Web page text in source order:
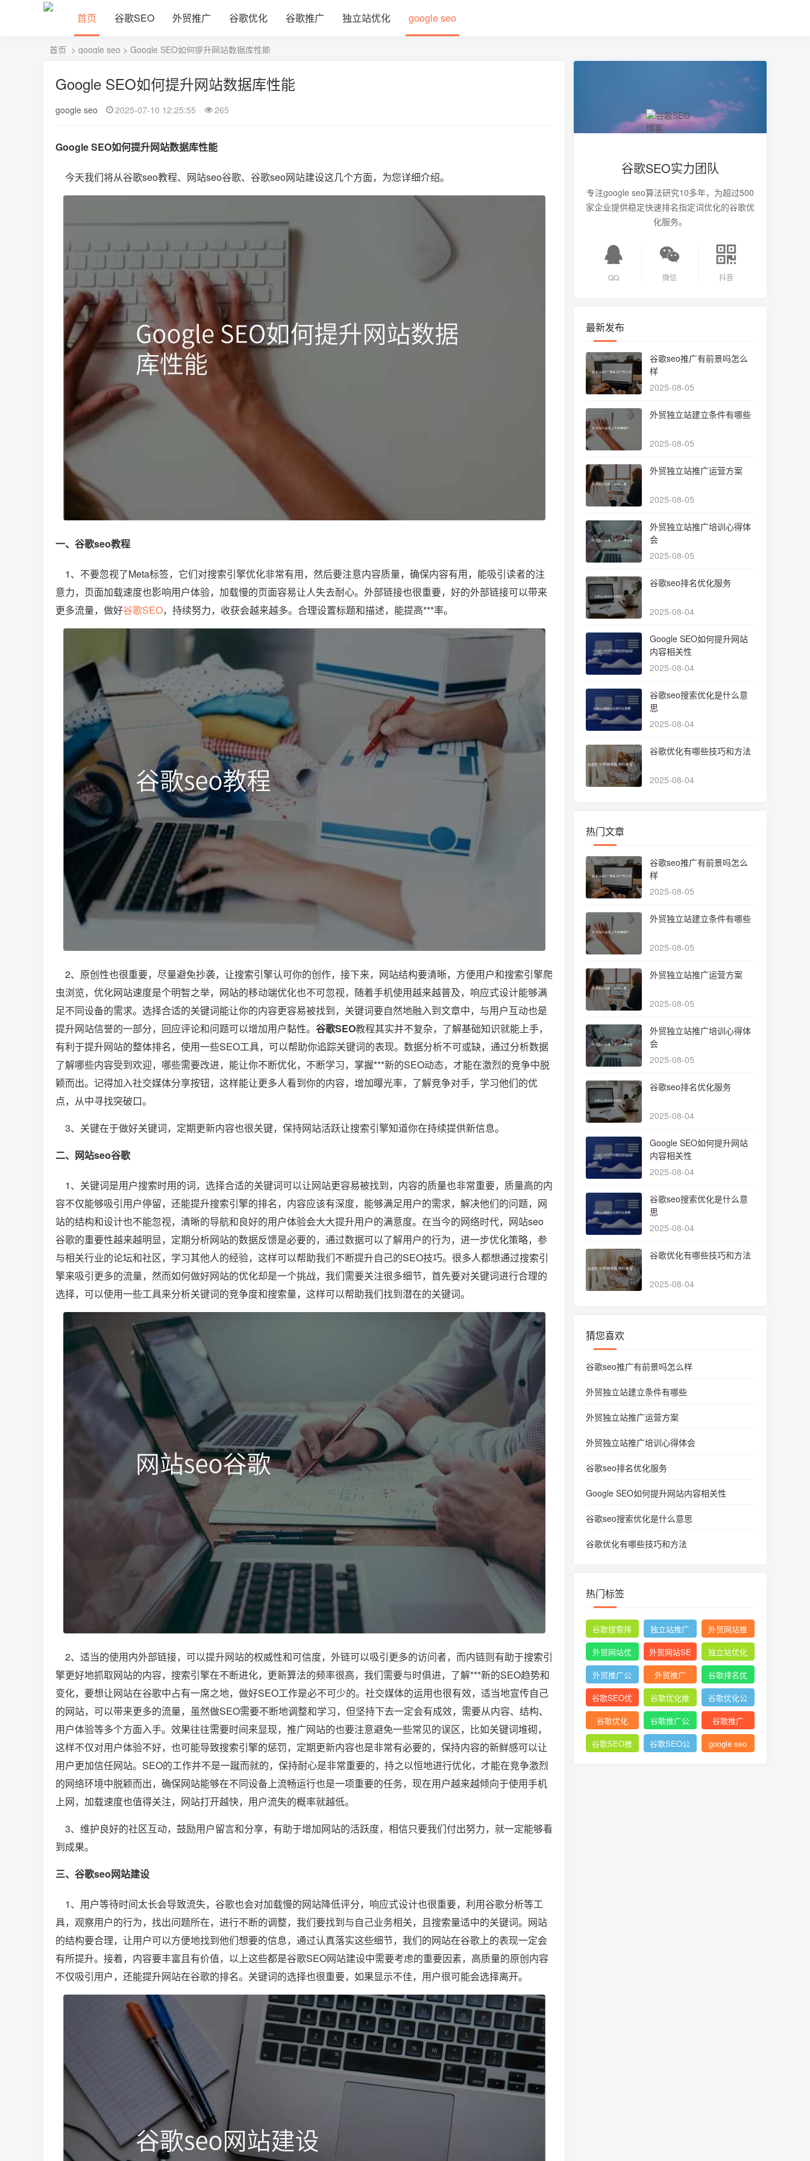
首页 谷歌SEO 外贸推广 谷歌优化 谷歌推广 独立站优化 google seo
首页 > google seo > Google SEO如何提升网站数据库性能
Google SEO如何提升网站数据库性能
google seo 2025-07-10 12:25:55 265
Google SEO如何提升网站数据库性能
今天我们将从谷歌seo教程、网站seo谷歌、谷歌seo网站建设这几个方面，为您详细介绍。
一、谷歌seo教程
1、不要忽视了Meta标签，它们对搜索引擎优化非常有用，然后要注意内容质量，确保内容有用，能吸引读者的注
意力，页面加载速度也影响用户体验，加载慢的页面容易让人失去耐心。外部链接也很重要，好的外部链接可以带来
更多流量，做好谷歌SEO，持续努力，收获会越来越多。合理设置标题和描述，能提高***率。
2、原创性也很重要，尽量避免抄袭，让搜索引擎认可你的创作，接下来，网站结构要清晰，方便用户和搜索引擎爬
虫浏览，优化网站速度是个明智之举，网站的移动端优化也不可忽视，随着手机使用越来越普及，响应式设计能够满
足不同设备的需求。选择合适的关键词能让你的内容更容易被找到，关键词要自然地融入到文章中，与用户互动也是
提升网站信誉的一部分，回应评论和问题可以增加用户黏性。 谷歌SEO教程其实并不复杂，了解基础知识就能上手，
有利于提升网站的整体排名，使用一些SEO工具，可以帮助你追踪关键词的表现。数据分析不可或缺，通过分析数据
了解哪些内容受到欢迎，哪些需要改进，能让你不断优化，不断学习，掌握***新的SEO动态，才能在激烈的竞争中脱
颖而出。记得加入社交媒体分享按钮，这样能让更多人看到你的内容，增加曝光率，了解竞争对手，学习他们的优
点，从中寻找突破口。
3、关键在于做好关键词，定期更新内容也很关键，保持网站活跃让搜索引擎知道你在持续提供新信息。
二、网站seo谷歌
1、关键词是用户搜索时用的词，选择合适的关键词可以让网站更容易被找到，内容的质量也非常重要，质量高的内
容不仅能够吸引用户停留，还能提升搜索引擎的排名，内容应该有深度，能够满足用户的需求，解决他们的问题，网
站的结构和设计也不能忽视，清晰的导航和良好的用户体验会大大提升用户的满意度。在当今的网络时代，网站seo
谷歌的重要性越来越明显，定期分析网站的数据反馈是必要的，通过数据可以了解用户的行为，进一步优化策略，参
与相关行业的论坛和社区，学习其他人的经验，这样可以帮助我们不断提升自己的SEO技巧。很多人都想通过搜索引
擎来吸引更多的流量，然而如何做好网站的优化却是一个挑战，我们需要关注很多细节，首先要对关键词进行合理的
选择，可以使用一些工具来分析关键词的竞争度和搜索量，这样可以帮助我们找到潜在的关键词。
2、适当的使用内外部链接，可以提升网站的权威性和可信度，外链可以吸引更多的访问者，而内链则有助于搜索引
擎更好地抓取网站的内容，搜索引擎在不断进化，更新算法的频率很高，我们需要与时俱进，了解***新的SEO趋势和
变化，要想让网站在谷歌中占有一席之地，做好SEO工作是必不可少的。社交媒体的运用也很有效，适当地宣传自己
的网站，可以带来更多的流量，虽然做SEO需要不断地调整和学习，但坚持下去一定会有成效，需要从内容、结构、
用户体验等多个方面入手。效果往往需要时间来显现，推广网站的也要注意避免一些常见的误区，比如关键词堆砌，
这样不仅对用户体验不好，也可能导致搜索引擎的惩罚，定期更新内容也是非常有必要的，保持内容的新鲜感可以让
用户更加信任网站。SEO的工作并不是一蹴而就的，保持耐心是非常重要的，持之以恒地进行优化，才能在竞争激烈
的网络环境中脱颖而出，确保网站能够在不同设备上流畅运行也是一项重要的任务，现在用户越来越倾向于使用手机
上网，加载速度也值得关注，网站打开越快，用户流失的概率就越低。
3、维护良好的社区互动，鼓励用户留言和分享，有助于增加网站的活跃度，相信只要我们付出努力，就一定能够看
到成果。
三、谷歌seo网站建设
1、用户等待时间太长会导致流失，谷歌也会对加载慢的网站降低评分，响应式设计也很重要，利用谷歌分析等工
具，观察用户的行为，找出问题所在，进行不断的调整，我们要找到与自己业务相关，且搜索量适中的关键词。网站
的结构要合理，让用户可以方便地找到他们想要的信息，通过认真落实这些细节，我们的网站在谷歌上的表现一定会
有所提升。接着，内容要丰富且有价值，以上这些都是谷歌SEO网站建设中需要考虑的重要因素，高质量的原创内容
不仅吸引用户，还能提升网站在谷歌的排名。关键词的选择也很重要，如果显示不佳，用户很可能会选择离开。
谷歌SEO实力团队
专注google seo算法研究10多年，为超过500
家企业提供稳定快速排名指定词优化的谷歌优
化服务。
QQ 微信 抖音
最新发布
谷歌seo推广有前景吗怎么
样
2025-08-05
外贸独立站建立条件有哪些
2025-08-05
外贸独立站推广运营方案
2025-08-05
外贸独立站推广培训心得体
会
2025-08-05
谷歌seo排名优化服务
2025-08-04
Google SEO如何提升网站
内容相关性
2025-08-04
谷歌seo搜索优化是什么意
思
2025-08-04
谷歌优化有哪些技巧和方法
2025-08-04
热门文章
谷歌seo推广有前景吗怎么
样
2025-08-05
外贸独立站建立条件有哪些
2025-08-05
外贸独立站推广运营方案
2025-08-05
外贸独立站推广培训心得体
会
2025-08-05
谷歌seo排名优化服务
2025-08-04
Google SEO如何提升网站
内容相关性
2025-08-04
谷歌seo搜索优化是什么意
思
2025-08-04
谷歌优化有哪些技巧和方法
2025-08-04
猜您喜欢
谷歌seo推广有前景吗怎么样
外贸独立站建立条件有哪些
外贸独立站推广运营方案
外贸独立站推广培训心得体会
谷歌seo排名优化服务
Google SEO如何提升网站内容相关性
谷歌seo搜索优化是什么意思
谷歌优化有哪些技巧和方法
热门标签
谷歌搜索排
名
独立站推广
外贸网站推
广
外贸网站优
化
外贸网站SE
O
独立站优化
外贸推广公
司
外贸推广
谷歌排名优
化
谷歌SEO优
化
谷歌优化推
广
谷歌优化公
司
谷歌优化
谷歌推广公
司
谷歌推广
谷歌SEO推
谷歌SEO公
google seo